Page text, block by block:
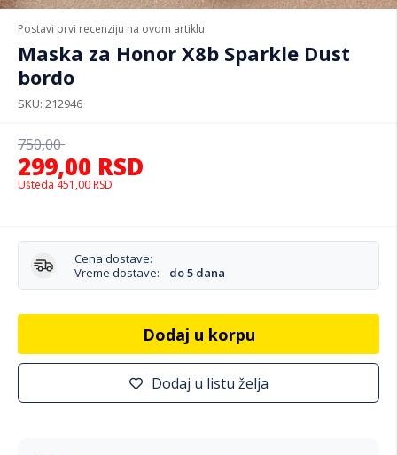
Postavi prvi recenziju na ovom artiklu
Maska za Honor X8b Sparkle Dust
bordo
SKU 212946
299,00 RSD
750,00
Ušteda 451,00 RSD
Cena dostave:
Vreme dostave:
do 5 dana
Dodaj u korpu
Dodaj u listu želja